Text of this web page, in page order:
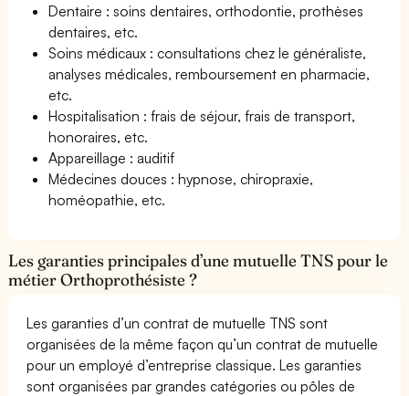
Dentaire : soins dentaires, orthodontie, prothèses
dentaires, etc.
Soins médicaux : consultations chez le généraliste,
analyses médicales, remboursement en pharmacie,
etc.
Hospitalisation : frais de séjour, frais de transport,
honoraires, etc.
Appareillage : auditif
Médecines douces : hypnose, chiropraxie,
homéopathie, etc.
Les garanties principales d’une mutuelle TNS pour le
métier Orthoprothésiste ?
Les garanties d’un contrat de mutuelle TNS sont
organisées de la même façon qu’un contrat de mutuelle
pour un employé d’entreprise classique. Les garanties
sont organisées par grandes catégories ou pôles de